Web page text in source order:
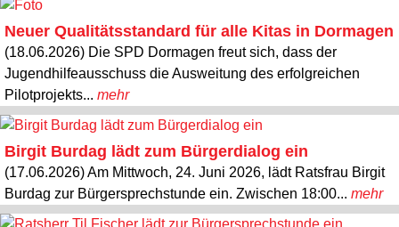
Neuer Qualitätsstandard für alle Kitas in Dormagen
(18.06.2026) Die SPD Dormagen freut sich, dass der
Jugendhilfeausschuss die Ausweitung des erfolgreichen
Pilotprojekts... mehr
Birgit Burdag lädt zum Bürgerdialog ein
(17.06.2026) Am Mittwoch, 24. Juni 2026, lädt Ratsfrau Birgit
Burdag zur Bürgersprechstunde ein. Zwischen 18:00... mehr